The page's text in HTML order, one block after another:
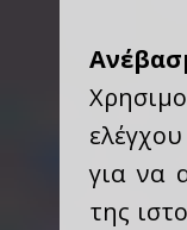
για να
της